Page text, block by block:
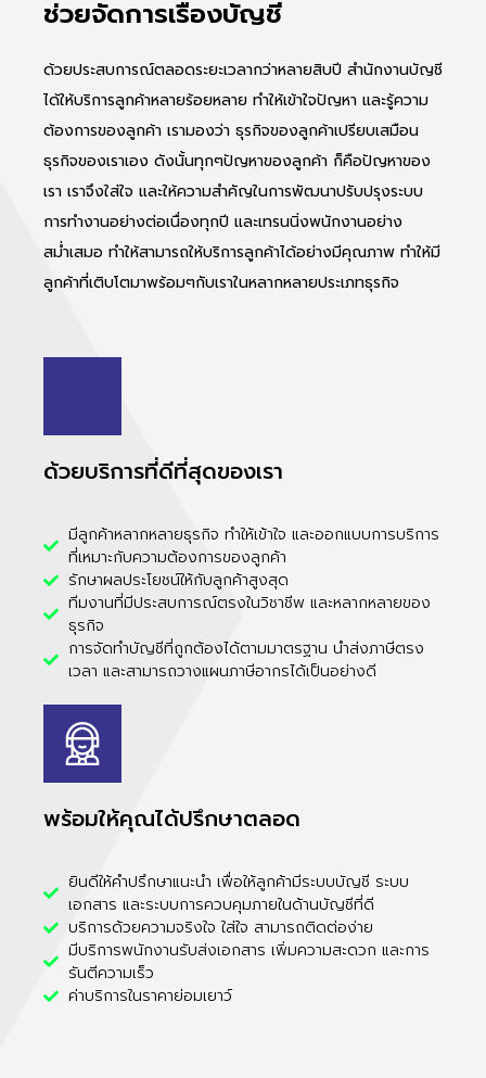
ช่วยจัดการเรื่องบัญชี
ด้วยประสบการณ์ตลอดระยะเวลากว่าหลายสิบปี สำนักงานบัญชี
ได้ให้บริการลูกค้าหลายร้อยหลาย ทำให้เข้าใจปัญหา และรู้ความ
ต้องการของลูกค้า เรามองว่า ธุรกิจของลูกค้าเปรียบเสมือน
ธุรกิจของเราเอง ดังนั้นทุกๆปัญหาของลูกค้า ก็คือปัญหาของ
เรา เราจึงใส่ใจ และให้ความสำคัญในการพัฒนาปรับปรุงระบบ
การทำงานอย่างต่อเนื่องทุกปี และเทรนนิ่งพนักงานอย่าง
สม่ำเสมอ ทำให้สามารถให้บริการลูกค้าได้อย่างมีคุณภาพ ทำให้มี
ลูกค้าที่เติบโตมาพร้อมๆกับเราในหลากหลายประเภทธุรกิจ
ด้วยบริการที่ดีที่สุดของเรา
มีลูกค้าหลากหลายธุรกิจ ทำให้เข้าใจ และออกแบบการบริการ
ที่เหมาะกับความต้องการของลูกค้า
รักษาผลประโยชน์ให้กับลูกค้าสูงสุด
ทีมงานที่มีประสบการณ์ตรงในวิชาชีพ และหลากหลายของ
ธุรกิจ
การจัดทำบัญชีที่ถูกต้องได้ตามมาตรฐาน นำส่งภาษีตรง
เวลา และสามารถวางแผนภาษีอากรได้เป็นอย่างดี
พร้อมให้คุณได้ปรึกษาตลอด
ยินดีให้คำปรึกษาแนะนำ เพื่อให้ลูกค้ามีระบบบัญชี ระบบ
เอกสาร และระบบการควบคุมภายในด้านบัญชีที่ดี
บริการด้วยความจริงใจ ใส่ใจ สามารถติดต่อง่าย
มีบริการพนักงานรับส่งเอกสาร เพิ่มความสะดวก และการ
รันตีความเร็ว
ค่าบริการในราคาย่อมเยาว์